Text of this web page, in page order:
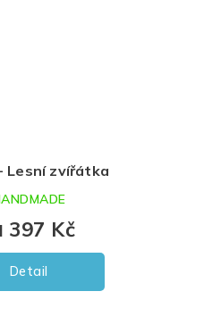
Lesní zvířátka
397 Kč
Detail